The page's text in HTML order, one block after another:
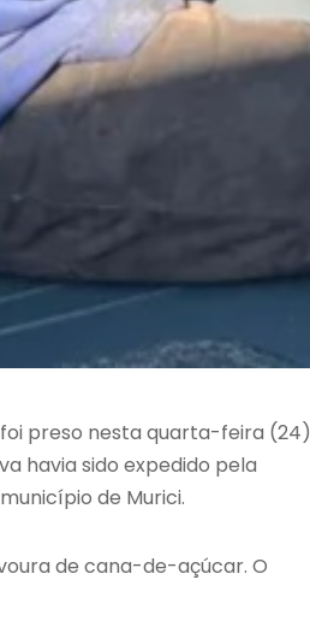
preso nesta quarta-feira (24)
havia sido expedido pela
de Murici.
de cana-de-açúcar. O